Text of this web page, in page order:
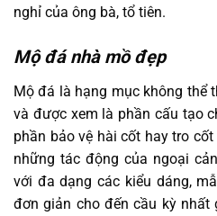
nghỉ của ông bà, tổ tiên.
Mộ đá nhà mồ đẹp
Mộ đá là hạng mục không thể
và được xem là phần cấu tạo
phần bảo vệ hài cốt hay tro
những tác động của ngoại
với đa dạng các kiểu dáng,
đơn giản cho đến cầu kỳ nhất